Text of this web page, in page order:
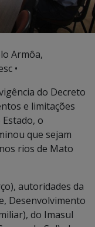
Armôa,
•
do Decreto
e limitações
o
que sejam
rios de Mato
autoridades da
Desenvolvimento
do Imasul